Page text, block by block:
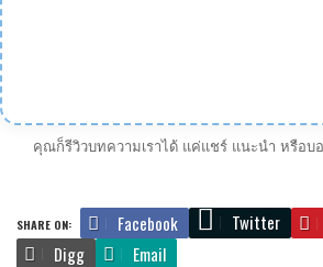
คุณก็รีวิวบทความเราได้ แค่แชร์ แนะนำ หรือบ
SHARE ON: Facebook Twitter
Digg
Email